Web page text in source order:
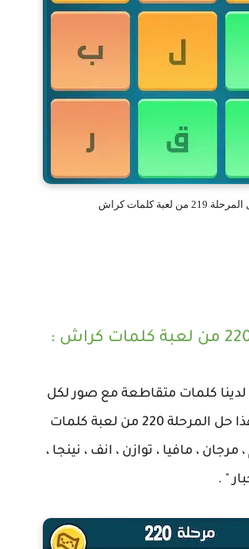
219 من لعبة كلمات كراش
لدينا كلمات متقاطعة مع صور لكل
كلمة أو رمز ، و هذا حل المرحلة 220 من لعبة كلمات
، مافيا ، توازن ، انف ، نينجا ،
" .